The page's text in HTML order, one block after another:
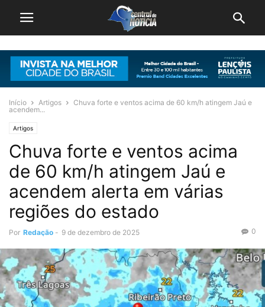
Início Artigos
Chuva forte e ventos acima de 60 km/h atingem Jaú e
acendem...
Artigos
Chuva forte e ventos acima
de 60 km/h atingem Jaú e
acendem alerta em várias
regiões do estado
Por Redação - 9 de dezembro de 2025 0